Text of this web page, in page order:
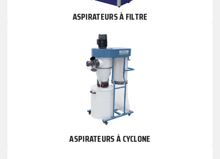
ASPIRATEURS À FILTRE
ASPIRATEURS À CYCLONE